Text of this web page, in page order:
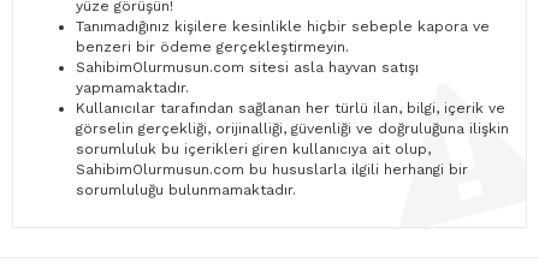
yüze görüşün!
Tanımadığınız kişilere kesinlikle hiçbir sebeple kapora ve
benzeri bir ödeme gerçekleştirmeyin.
SahibimOlurmusun.com sitesi asla hayvan satışı
yapmamaktadır.
Kullanıcılar tarafından sağlanan her türlü ilan, bilgi, içerik ve
görselin gerçekliği, orijinalliği, güvenliği ve doğruluğuna ilişkin
sorumluluk bu içerikleri giren kullanıcıya ait olup,
SahibimOlurmusun.com bu hususlarla ilgili herhangi bir
sorumluluğu bulunmamaktadır.